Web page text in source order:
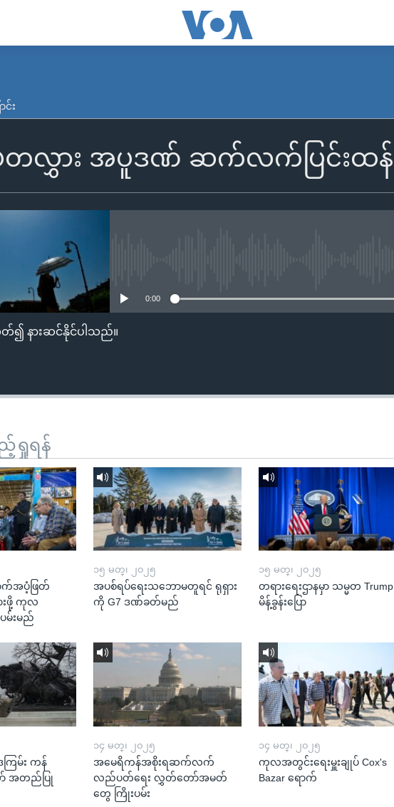
င်း
တလွှား အပူဒဏ် ဆက်လက်ပြင်းထန်
0:00
တ်၍ နားဆင်နိုင်ပါသည်။
ရှုရန်
က်အပံ့ဖြတ်
ဖို့ ကုလ
မ်းမည်
၁၅ မတ္၊ ၂၀၂၅
အပစ်ရပ်ရေးသဘောမတူရင် ရုရှား
ကို G7 ဒဏ်ခတ်မည်
၁၅ မတ္၊ ၂၀၂၅
တရားရေးဌာနမှာ သမ္မတ Trump
မိန့်ခွန်းပြော
ြမ်း ကန်
အတည်ပြု
၁၄ မတ္၊ ၂၀၂၅
အမေရိကန်အစိုးရဆက်လက်
လည်ပတ်ရေး လွှတ်တော်အမတ်
တွေ ကြိုးပမ်း
၁၄ မတ္၊ ၂၀၂၅
ကုလအတွင်းရေးမှူးချုပ် Cox's
Bazar ရောက်